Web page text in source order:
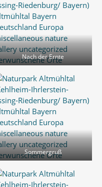
Nach der Ernte
Sommergruß